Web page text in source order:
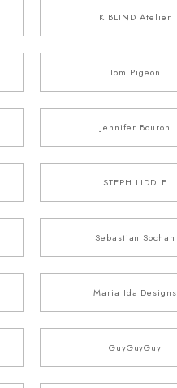
KIBLIND Atelier
Tom Pigeon
Jennifer Bouron
STEPH LIDDLE
Sebastian Sochan
Maria Ida Designs
GuyGuyGuy